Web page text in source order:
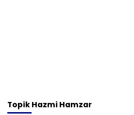
TopikHazmi Hamzar